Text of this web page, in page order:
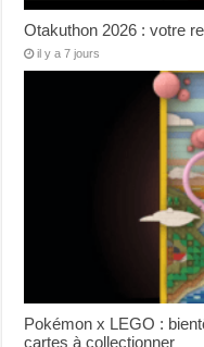
Otakuthon 2026 : votre
il y a 7 jours
Pokémon x LEGO :
cartes à collectionner